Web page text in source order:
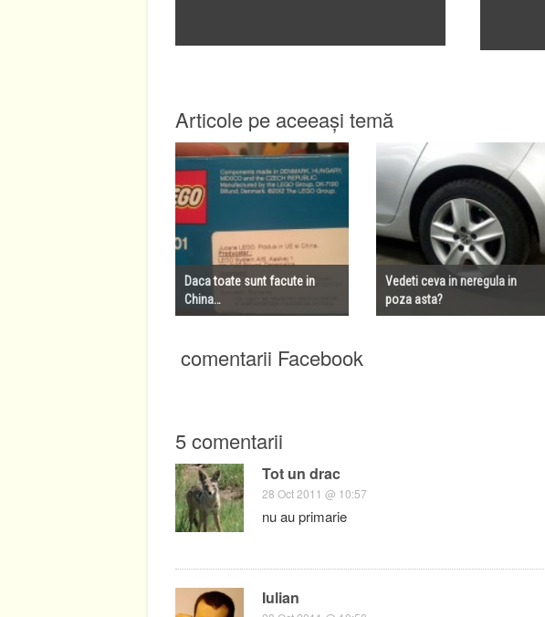
Articole pe aceeași temă
Daca toate sunt facute in
China…
Vedeti ceva in neregula in
poza asta?
comentarii Facebook
5 comentarii
Tot un drac
28 Oct 2011 @ 10:57
nu au primarie
Iulian